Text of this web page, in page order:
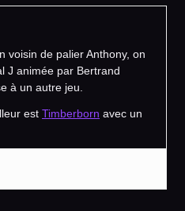
voisin de palier Anthony, on
J animée par Bertrand
à un autre jeu.
est Timberborn avec un